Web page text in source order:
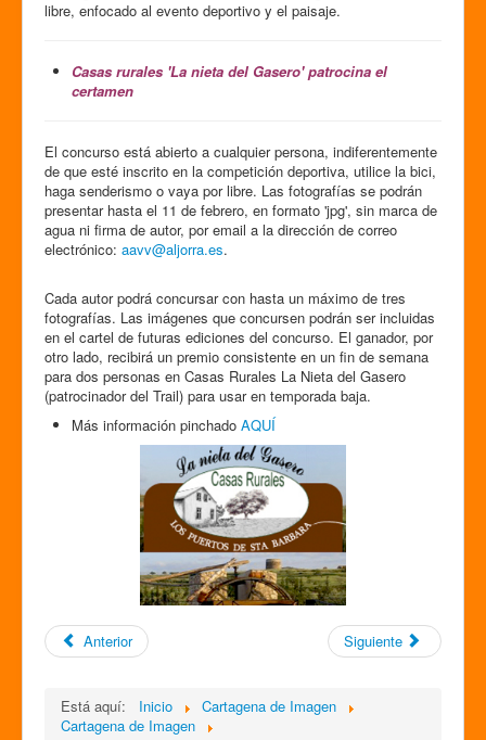
libre, enfocado al evento deportivo y el paisaje.
Casas rurales 'La nieta del Gasero' patrocina el
certamen
El concurso está abierto a cualquier persona, indiferentemente
de que esté inscrito en la competición deportiva, utilice la bici,
haga senderismo o vaya por libre. Las fotografías se podrán
presentar hasta el 11 de febrero, en formato 'jpg', sin marca de
agua ni firma de autor, por email a la dirección de correo
electrónico: aavv@aljorra.es.
Cada autor podrá concursar con hasta un máximo de tres
fotografías. Las imágenes que concursen podrán ser incluidas
en el cartel de futuras ediciones del concurso. El ganador, por
otro lado, recibirá un premio consistente en un fin de semana
para dos personas en Casas Rurales La Nieta del Gasero
(patrocinador del Trail) para usar en temporada baja.
Más información pinchado AQUÍ
Anterior Siguiente
Está aquí: Inicio
Cartagena de Imagen
Cartagena de Imagen